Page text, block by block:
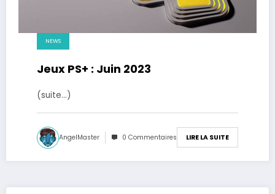
NEWS
Jeux PS+ : Juin 2023
(suite…)
AngelMaster 0 Commentaires LIRE LA SUITE